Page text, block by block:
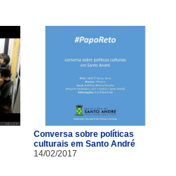
Conversa sobre políticas
culturais em Santo André
14/02/2017